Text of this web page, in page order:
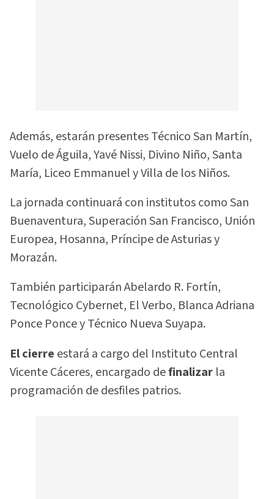
Además, estarán presentes Técnico San Martín,
Vuelo de Águila, Yavé Nissi, Divino Niño, Santa
María, Liceo Emmanuel y Villa de los Niños.
La jornada continuará con institutos como San
Buenaventura, Superación San Francisco, Unión
Europea, Hosanna, Príncipe de Asturias y
Morazán.
También participarán Abelardo R. Fortín,
Tecnológico Cybernet, El Verbo, Blanca Adriana
Ponce Ponce y Técnico Nueva Suyapa.
El cierre estará a cargo del Instituto Central
Vicente Cáceres, encargado definalizar la
programación de desfiles patrios.